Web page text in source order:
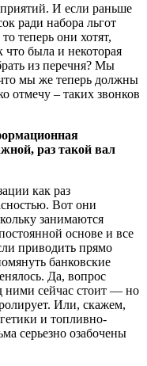
И если раньше
ради набора льгот
теперь они хотят,
что была и некоторая
из перечня? Мы
мы же теперь должны
отмечу – таких звонков
раз такой вал
как раз
Вот они
занимаются
основе и все
приводить прямо
банковские
Да, вопрос
ними сейчас стоит — но
Или, скажем,
и топливно-
серьезно озабочены